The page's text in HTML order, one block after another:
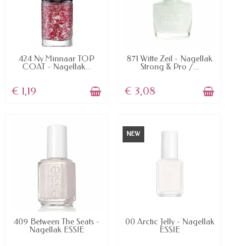
AVAILABLE
424 Ny Minnaar TOP
COAT - Nagellak...
€ 1,19
AVAILABLE
871 Witte Zeil - Nagellak
Strong & Pro /...
€ 3,08
AVAILABLE
409 Between The Seats -
Nagellak ESSIE
NEW
AVAILABLE
00 Arctic Jelly - Nagellak
ESSIE